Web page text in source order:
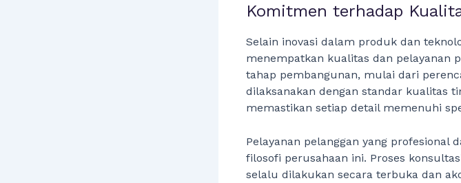
Komitmen terhadap
Selain inovasi dalam produk dan
menempatkan kualitas dan pelayanan
tahap pembangunan, mulai dari
dilaksanakan dengan standar kualitas
memastikan setiap detail memenuhi
Pelayanan pelanggan yang profesional
filosofi perusahaan ini. Proses
selalu dilakukan secara terbuka dan